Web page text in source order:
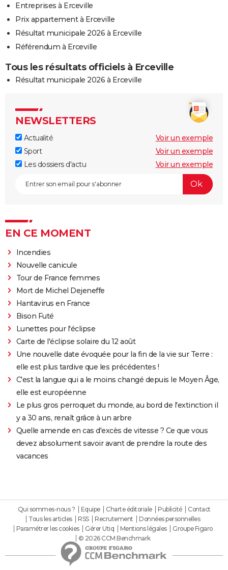
Entreprises à Erceville
Prix appartement à Erceville
Résultat municipale 2026 à Erceville
Référendum à Erceville
Tous les résultats officiels à Erceville
Résultat municipale 2026 à Erceville
NEWSLETTERS
Actualité
Voir un exemple
Sport
Voir un exemple
Les dossiers d'actu
Voir un exemple
EN CE MOMENT
Incendies
Nouvelle canicule
Tour de France femmes
Mort de Michel Dejeneffe
Hantavirus en France
Bison Futé
Lunettes pour l'éclipse
Carte de l'éclipse solaire du 12 août
Une nouvelle date évoquée pour la fin de la vie sur Terre :
elle est plus tardive que les précédentes !
C'est la langue qui a le moins changé depuis le Moyen Âge,
elle est européenne
Le plus gros perroquet du monde, au bord de l'extinction il
y a 30 ans, renaît grâce à un arbre
Quelle amende en cas d'excès de vitesse ? Ce que vous
devez absolument savoir avant de prendre la route des
vacances
Qui sommes-nous ? Equipe Charte éditoriale Publicité
Contact
Tous les articles
RSS Recrutement
Données personnelles
Paramétrer les cookies
Gérer Utiq Mentions légales
Groupe Figaro
© 2026 CCM Benchmark